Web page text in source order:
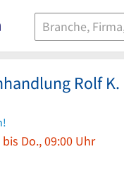
Rolf
Do., 09:00 Uhr